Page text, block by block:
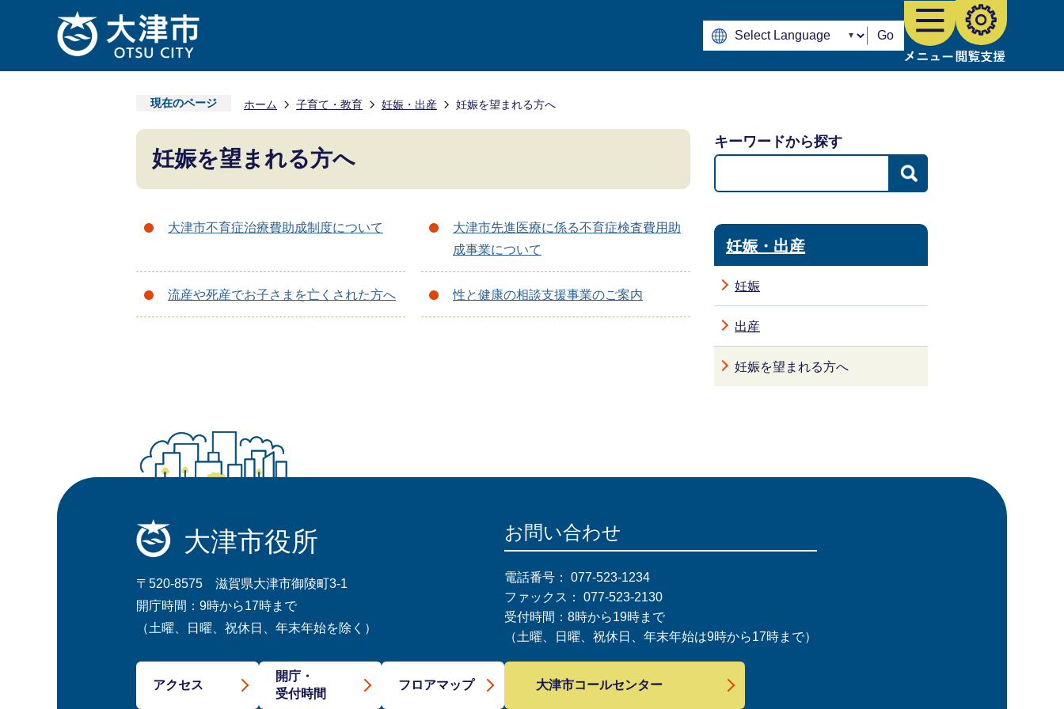
Go
現在のページ ホーム 子育て・教育 妊娠・出産 妊娠を望まれる方へ
妊娠を望まれる方へ
大津市不育症治療費助成制度について
大津市先進医療に係る不育症検査費用助
成事業について
流産や死産でお子さまを亡くされた方へ 性と健康の相談支援事業のご案内
キーワードから探す
妊娠・出産
妊娠
出産
妊娠を望まれる方へ
大津市役所
〒520-8575 滋賀県大津市御陵町3-1
開庁時間：9時から17時まで
（土曜、日曜、祝休日、年末年始を除く）
アクセス
開庁・
受付時間
フロアマップ
お問い合わせ
電話番号： 077-523-1234
ファックス： 077-523-2130
受付時間：8時から19時まで
（土曜、日曜、祝休日、年末年始は9時から17時まで）
大津市コールセンター